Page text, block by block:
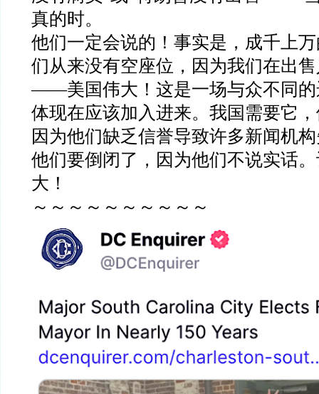
真的时。
他们一定会说的！事实是，成千上
们从来没有空座位，因为我们在出
——美国伟大！这是一场与众不同的
体现在应该加入进来。我国需要它
因为他们缺乏信誉导致许多新闻机
他们要倒闭了，因为他们不说实话
大！
～～～～～～～～～～